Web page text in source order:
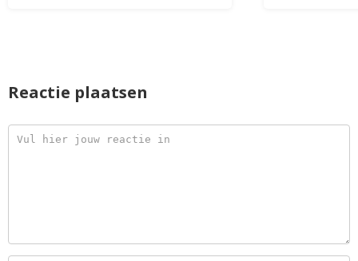
Reactie plaatsen